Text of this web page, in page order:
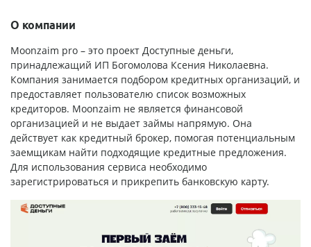
О компании
Moonzaim pro – это проект Доступные деньги,
принадлежащий ИП Богомолова Ксения Николаевна.
Компания занимается подбором кредитных организаций, и
предоставляет пользователю список возможных
кредиторов. Moonzaim не является финансовой
организацией и не выдает займы напрямую. Она
действует как кредитный брокер, помогая потенциальным
заемщикам найти подходящие кредитные предложения.
Для использования сервиса необходимо
зарегистрироваться и прикрепить банковскую карту.